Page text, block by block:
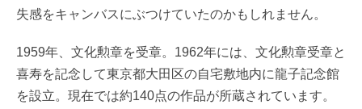
失感をキャンバスにぶつけていたのかもしれません。
1959年、文化勲章を受章。1962年には、文化勲章受章と
喜寿を記念して東京都大田区の自宅敷地内に龍子記念館
を設立。現在では約140点の作品が所蔵されています。